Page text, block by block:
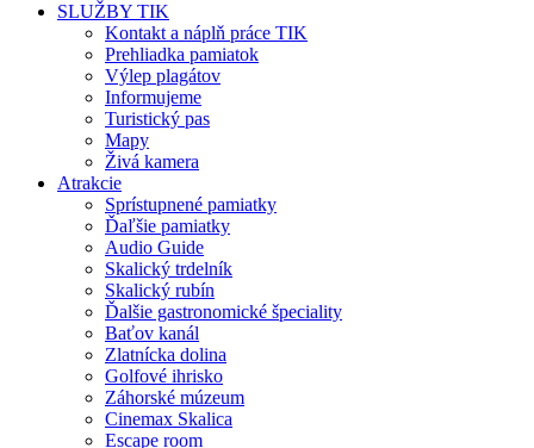
SLUŽBY TIK
Kontakt a náplň práce TIK
Prehliadka pamiatok
Výlep plagátov
Informujeme
Turistický pas
Mapy
Živá kamera
Atrakcie
Sprístupnené pamiatky
Ďaľšie pamiatky
Audio Guide
Skalický trdelník
Skalický rubín
Ďalšie gastronomické špeciality
Baťov kanál
Zlatnícka dolina
Golfové ihrisko
Záhorské múzeum
Cinemax Skalica
Escape room